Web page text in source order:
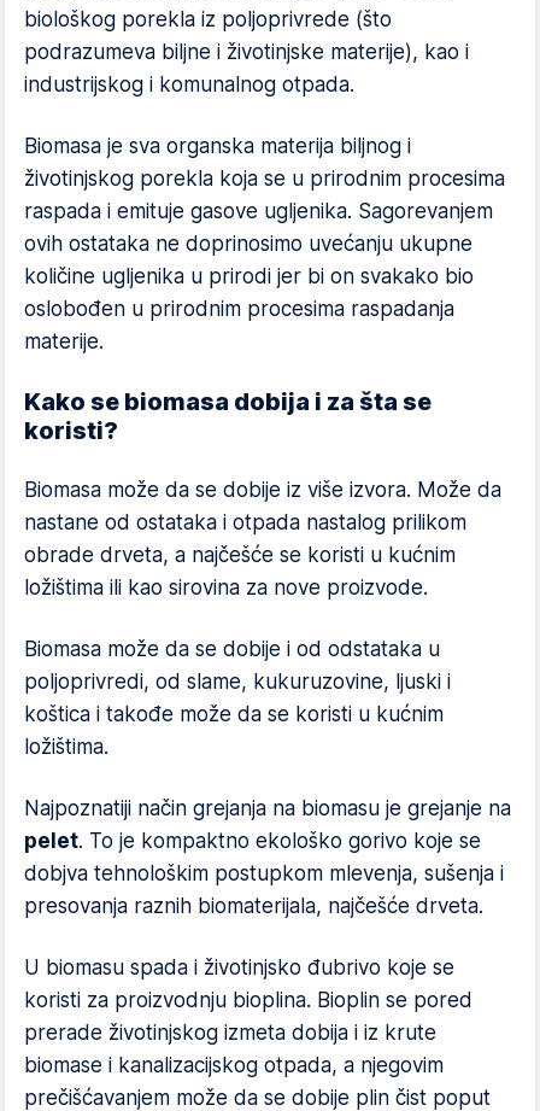
biološkog porekla iz poljoprivrede (što
podrazumeva biljne i životinjske materije), kao i
industrijskog i komunalnog otpada.
Biomasa je sva organska materija biljnog i
životinjskog porekla koja se u prirodnim procesima
raspada i emituje gasove ugljenika. Sagorevanjem
ovih ostataka ne doprinosimo uvećanju ukupne
količine ugljenika u prirodi jer bi on svakako bio
oslobođen u prirodnim procesima raspadanja
materije.
Kako se biomasa dobija i za šta se
koristi?
Biomasa može da se dobije iz više izvora. Može da
nastane od ostataka i otpada nastalog prilikom
obrade drveta, a najčešće se koristi u kućnim
ložištima ili kao sirovina za nove proizvode.
Biomasa može da se dobije i od odstataka u
poljoprivredi, od slame, kukuruzovine, ljuski i
koštica i takođe može da se koristi u kućnim
ložištima.
Najpoznatiji način grejanja na biomasu je grejanje na
pelet. To je kompaktno ekološko gorivo koje se
dobjva tehnološkim postupkom mlevenja, sušenja i
presovanja raznih biomaterijala, najčešće drveta.
U biomasu spada i životinjsko đubrivo koje se
koristi za proizvodnju bioplina. Bioplin se pored
prerade životinjskog izmeta dobija i iz krute
biomase i kanalizacijskog otpada, a njegovim
prečišćavanjem može da se dobije plin čist poput